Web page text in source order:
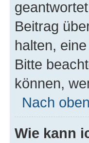
Beitrag
halten,
Bitte
können,
Nach oben
Wie kann